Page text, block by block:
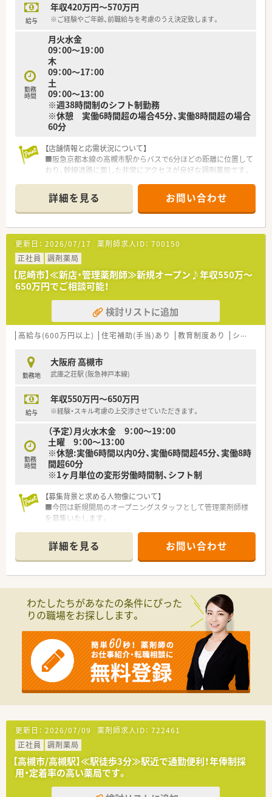
■福利厚生が充実している企業で長くご勤務したい方！
■子育て支援制度を活用して育児と両立しながら正社員として
■サービス残業無し！1分単位で残業代が支給される環境で働き
たい方！
■正社員としてバリバリ働きながらもプライベートのお時間も
大切にしたい方！
■車通勤したい方！
■「会社に貢献する人材には最高の評価と待遇を」という理念を
掲げており、個人の頑張りがしっかりと還元される仕組みです。
給与
年収420万円～570万円
※ご経験やご年齢、前職給与を考慮のうえ決定致します。
勤務
時間
月火水金
09：00～19：00
木
09：00～17：00
土
09：00～13：00
※週38時間制のシフト制勤務
※休憩 実働6時間超の場合45分、実働8時間超の場合
60分
【店舗情報と応需状況について】
■阪急京都本線の高槻市駅からバスで6分ほどの距離に位置して
おり、幹線道路に面した非常にアクセスが良好な調剤薬局です。
おり、1日あたり40枚から50枚前後の処方箋を取り扱います。
■薬剤師は常勤3名と非常勤1名が在籍しており、常時2名から3
名の複数体制を整えているため、安心して実務に取り組めます。
【募集背景と求める人物像について】
■近隣医療機関からの処方箋増加に伴う体制強化のための急募
であり、周囲と協力しながら円滑に業務を進められる方を求めて
います。
■実績やスキルも大切ですが何よりもお人柄を重視しており、患
者様に対して素直な気持ちで誠実に接することができる方を歓
迎します。
■30代前半までの未経験の方や新卒の方も積極的に採用してお
り、新しい環境で一から成長したいという意欲のある方を募集し
ます。
【法人特徴について】
■大阪を中心に近畿圏で約90店舗を展開している地元密着型の
チェーンで、2025年からは大手グループの一員として安定して
■クリニック門前や医療モールへの出店をメインとしており、地
域住民の方々の健康を支える「かかりつけ薬局」を目指していま
■職員一人一人の生活背景を大切にする社風が根付いており、無
理な異動や厳しいノルマが課せられることもなく定着率が高い
です。
詳細を見る お問い合わせ
更新日： 2026/07/17 薬剤師求人ID： 700150
正社員
調剤薬局
【尼崎市】≪新店・管理薬剤師≫新規オープン♪年収550万～
650万円でご相談可能！
検討リストに追加
高給与(600万円以上) 住宅補助(手当)あり 教育制度あり シフト制
勤務地
大阪府 高槻市
武庫之荘駅 (阪急神戸本線)
給与
年収550万円～650万円
※経験・スキル考慮の上交渉させていただきます。
勤務
時間
（予定）月火水木金 9：00～19：00
土曜 9：00～13：00
※休憩:実働6時間以内0分、実働6時間超45分、実働8時
間超60分
※1ヶ月単位の変形労働時間制、シフト制
【募集背景と求める人物像について】
■今回は新規開局のオープニングスタッフとして管理薬剤師様
を募集いたします。
極的に学んでいける方を歓迎しています。
■多くの患者様が来局されるため、チームワークを大切にし、円
滑なコミュニケーションが取れる方を求めています。
■ご経験に応じて年収600万円まで相談可能で、さらに年2回、約
4.5ヶ月分の賞与が支給されます。
■年間休日は119日を確保しており、日曜祝日と他1日の週休2日
制で、プライベートの時間も大切にできます。
■充実した住宅手当や家族手当に加えて退職金制度もあり、長期
的に安心して働ける環境が整っています。
【勤務実態について】
■会社全体で業務効率化を進めており、残業時間は月平均10時
間以下と、仕事後の予定も立てやすいです。
■有給休暇の取得率は80%近くと非常に高く、ラウンダー薬剤
■早出と遅出を組み合わせたローテーションシフト制で、全スタ
ッフが公平な勤務体系で働いています。
詳細を見る お問い合わせ
わたしたちがあなたの条件にぴった
りの職場をお探しします。
更新日： 2026/07/09 薬剤師求人ID： 722461
正社員
調剤薬局
【高槻市/高槻駅】≪駅徒歩3分≫駅近で通勤便利！年俸制採
用・定着率の高い薬局です。